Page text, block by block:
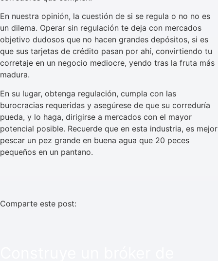
En nuestra opinión, la cuestión de si se regula o no no es
un dilema. Operar sin regulación te deja con mercados
objetivo dudosos que no hacen grandes depósitos, si es
que sus tarjetas de crédito pasan por ahí, convirtiendo tu
corretaje en un negocio mediocre, yendo tras la fruta más
madura.
En su lugar, obtenga regulación, cumpla con las
burocracias requeridas y asegúrese de que su correduría
pueda, y lo haga, dirigirse a mercados con el mayor
potencial posible. Recuerde que en esta industria, es mejor
pescar un pez grande en buena agua que 20 peces
pequeños en un pantano.
Comparte este post: